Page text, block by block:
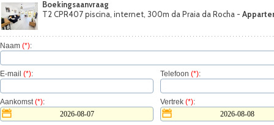
Boekingsaanvraag
T2 CPR407 piscina, internet, 300m da Praia da Rocha -
Naam (*):
E-mail (*): Telefoon (*):
Aankomst(*): Vertrek (*):